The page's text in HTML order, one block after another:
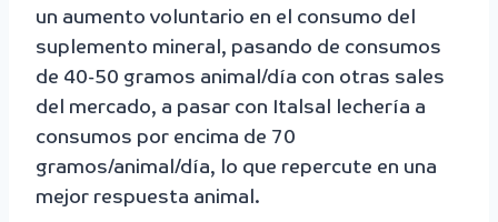
un aumento voluntario en el consumo del
suplemento mineral, pasando de consumos
de 40-50 gramos animal/día con otras sales
del mercado, a pasar con Italsal lechería a
consumos por encima de 70
gramos/animal/día, lo que repercute en una
mejor respuesta animal.